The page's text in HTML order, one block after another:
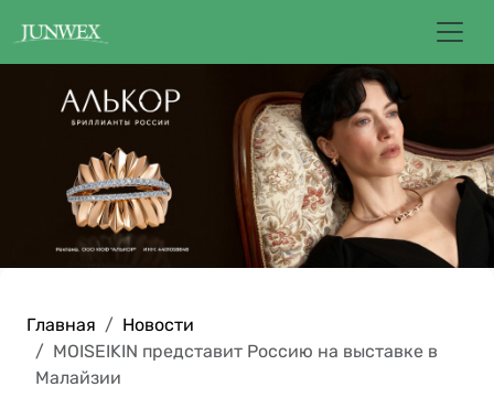
Главная
Новости
MOISEIKIN представит Россию на выставке в
Малайзии